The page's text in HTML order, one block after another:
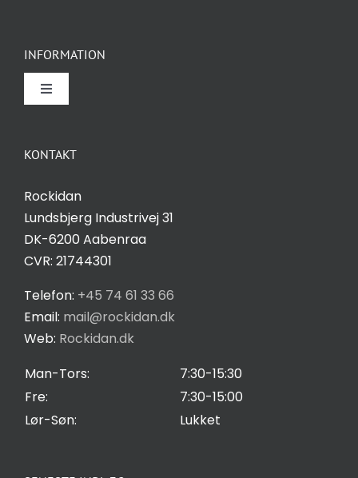
KONTAKT
Rockidan
Lundsbjerg Industrivej 31
DK-6200 Aabenraa
CVR: 21744301
Telefon: +45 74 61 33 66
Email: mail@rockidan.dk
Web: Rockidan.dk
Man-Tors:
7:30-15:30
Fre:
7:30-15:00
Lør-Søn:
Lukket
INFORMATION
Toggle
Salgs- og leveringsbetingelser
Privatlivspolitik
Cookie Indstilling